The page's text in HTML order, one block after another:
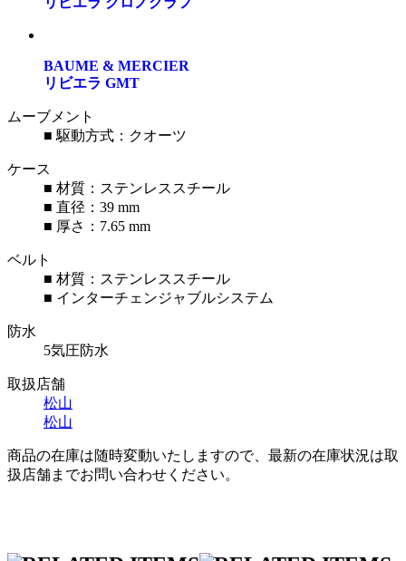
BAUME & MERCIER
リビエラ GMT
ムーブメント
■ 駆動方式：クオーツ
ケース
■ 材質：ステンレススチール
■ 直径：39 mm
■ 厚さ：7.65 mm
ベルト
■ 材質：ステンレススチール
■ インターチェンジャブルシステム
防水
5気圧防水
取扱店舗
松山
松山
商品の在庫は随時変動いたしますので、最新の在庫状況は取
扱店舗までお問い合わせください。